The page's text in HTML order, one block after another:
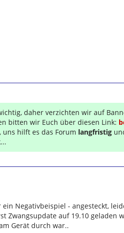
daher verzichten wir auf
bitten wir Euch über diesen Link:
uns hilft es das Forum langfristig
Negativbeispiel - angesteckt,
Zwangsupdate auf 19.10 geladen
Gerät durch war..